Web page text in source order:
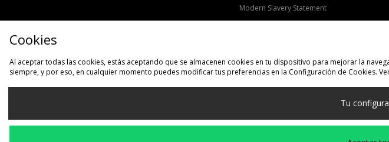
Modern Slavery Statement
Selecciona País
Cookies
Al aceptar todas las cookies, estás aceptando que se almacenen cookies en tu dispositivo para mejorar la
siempre, y por eso, en cualquier momento puedes modificar tus preferencias en la Configuración de Cookies.
Tu